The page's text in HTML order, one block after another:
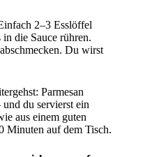
2–3 Esslöffel
die Sauce rühren.
Du wirst
Parmesan
du servierst ein
aus einem guten
Minuten auf dem Tisch.